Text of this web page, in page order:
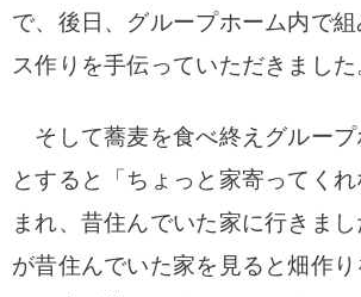
で、後日、グループホーム内で
ス作りを手伝っていただきました
そして蕎麦を食べ終えグループ
とすると「ちょっと家寄ってく
まれ、昔住んでいた家に行きま
が昔住んでいた家を見ると畑作